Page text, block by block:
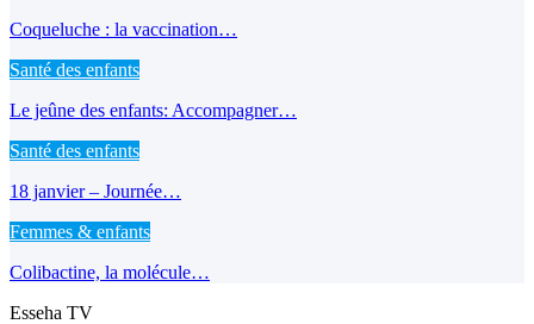
Coqueluche : la vaccination…
Santé des enfants
Le jeûne des enfants: Accompagner…
Santé des enfants
18 janvier – Journée…
Femmes & enfants
Colibactine, la molécule…
Esseha TV